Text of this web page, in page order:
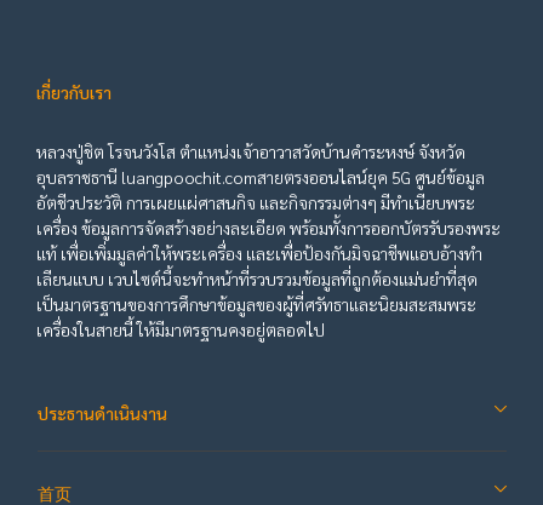
เกี่ยวกับเรา
หลวงปู่ชิต โรจนวังโส ตำแหน่งเจ้าอาวาสวัดบ้านคำระหงษ์ จังหวัด
อุบลราชธานี luangpoochit.comสายตรงออนไลน์ยุค 5G ศูนย์ข้อมูล
อัตชีวประวัติ การเผยแผ่ศาสนกิจ และกิจกรรมต่างๆ มีทำเนียบพระ
เครื่อง ข้อมูลการจัดสร้างอย่างละเอียด พร้อมทั้งการออกบัตรรับรองพระ
แท้ เพื่อเพิ่มมูลค่าให้พระเครื่อง และเพื่อป้องกันมิจฉาชีพแอบอ้างทำ
เลียนแบบ เวบไซต์นี้จะทำหน้าที่รวบรวมข้อมูลที่ถูกต้องแม่นยำที่สุด
เป็นมาตรฐานของการศึกษาข้อมูลของผู้ที่ศรัทธาและนิยมสะสมพระ
เครื่องในสายนี้ ให้มีมาตรฐานคงอยู่ตลอดไป
ประธานดำเนินงาน
首页